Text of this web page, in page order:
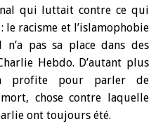
qui luttait contre ce qui
le racisme et l’islamophobie
pas sa place dans des
Hebdo. D’autant plus
profite pour parler de
chose contre laquelle
ont toujours été.